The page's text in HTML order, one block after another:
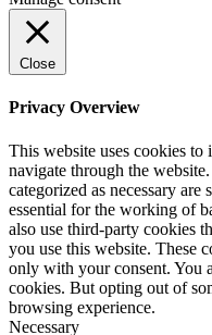
Close
Privacy Overview
This website uses cookies
navigate through the
categorized as necessary
essential for the working of
also use third-party cookies
you use this website. These
only with your consent. You
cookies. But opting out of
browsing experience.
Necessary